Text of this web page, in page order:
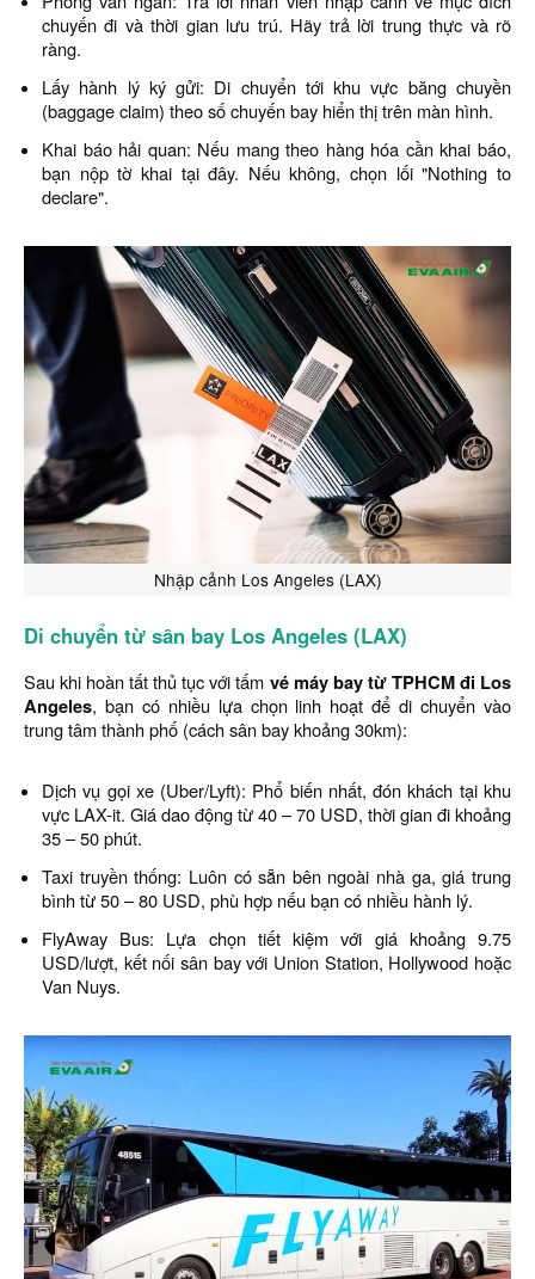
chuyến đi và thời gian lưu trú. Hãy trả lời trung thực và rõ
ràng.
Lấy hành lý ký gửi: Di chuyển tới khu vực băng chuyền
(baggage claim) theo số chuyến bay hiển thị trên màn hình.
Khai báo hải quan: Nếu mang theo hàng hóa cần khai báo,
bạn nộp tờ khai tại đây. Nếu không, chọn lối "Nothing to
declare".
Nhập cảnh Los Angeles (LAX)
Di chuyển từ sân bay Los Angeles (LAX)
Sau khi hoàn tất thủ tục với tấm vé máy bay từ TPHCM đi Los
Angeles, bạn có nhiều lựa chọn linh hoạt để di chuyển vào
trung tâm thành phố (cách sân bay khoảng 30km):
Dịch vụ gọi xe (Uber/Lyft): Phổ biến nhất, đón khách tại khu
vực LAX-it. Giá dao động từ 40 – 70 USD, thời gian đi khoảng
35 – 50 phút.
Taxi truyền thống: Luôn có sẵn bên ngoài nhà ga, giá trung
bình từ 50 – 80 USD, phù hợp nếu bạn có nhiều hành lý.
FlyAway Bus: Lựa chọn tiết kiệm với giá khoảng 9.75
USD/lượt, kết nối sân bay với Union Station, Hollywood hoặc
Van Nuys.